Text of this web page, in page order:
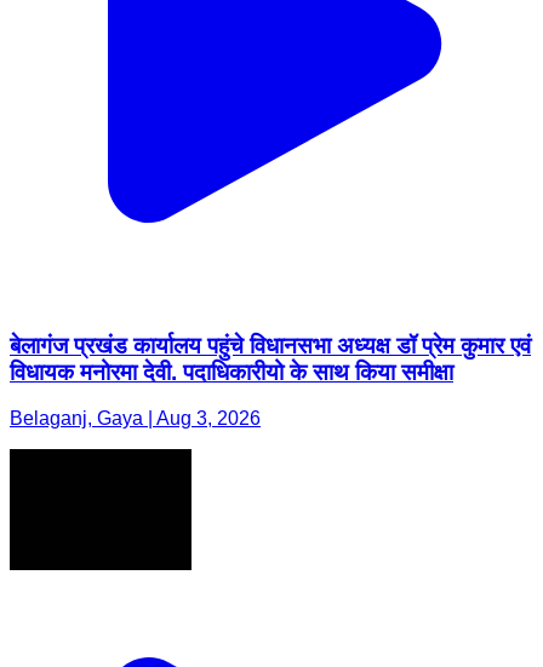
बेलागंज प्रखंड कार्यालय पहुंचे विधानसभा अध्यक्ष डॉ प्रेम कुमार एवं
विधायक मनोरमा देवी. पदाधिकारीयो के साथ किया समीक्षा
Belaganj, Gaya | Aug 3, 2026